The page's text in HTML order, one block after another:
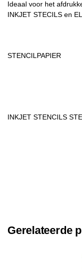
Ideaal voor het
INKJET STECILS en
STENCILPAPIER
INKJET STENCILS
Gerelateerde